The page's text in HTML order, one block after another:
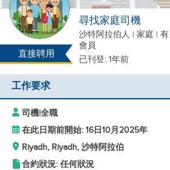
直接聘用
尋找家庭司機
沙特阿拉伯人 | 家庭 |
會員
已刊登: 1年前
工作要求
司機|全職
在此日期前開始: 16日10月2025年
Riyadh, Riyadh, 沙特阿拉伯
合約狀況: 任何狀況